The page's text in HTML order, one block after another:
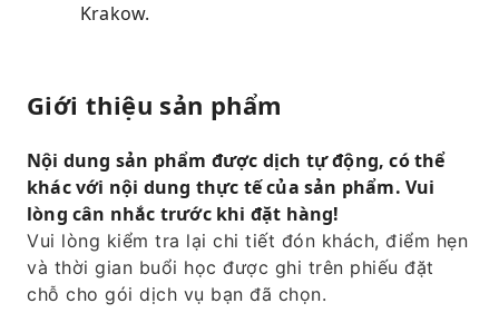
Krakow.
Giới thiệu sản phẩm
Nội dung sản phẩm được dịch tự động, có thể
khác với nội dung thực tế của sản phẩm. Vui
lòng cân nhắc trước khi đặt hàng!
Vui lòng kiểm tra lại chi tiết đón khách, điểm hẹn
và thời gian buổi học được ghi trên phiếu đặt
chỗ cho gói dịch vụ bạn đã chọn.